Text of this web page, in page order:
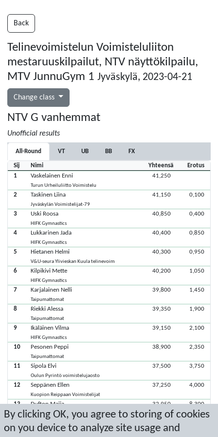
By clicking OK, you agree to storing of cookies
on you device to analyze site usage and
Back
Telinevoimistelun Voimisteluliiton
mestaruuskilpailut, NTV näyttökilpailu,
MTV JunnuGym 1 Jyväskylä, 2023-04-21
Change class
NTV G vanhemmat
Unofficial results
All-Round VT UB BB FX
Sij Nimi Yhteensä
Erotus
1
Vaskelainen Enni
Turun Urheiluliitto Voimistelu
41,250
2 Taskinen Liina
Jyväskylän Voimistelijat-79
41,150 0,100
3 Uski Roosa
HIFK Gymnastics
40,850 0,400
4 Lukkarinen Jada
HIFK Gymnastics
40,400 0,850
5 Hietanen Helmi
V&U-seura Ylivieskan Kuula telinevoim
40,300 0,950
6 Kilpikivi Mette
HIFK Gymnastics
40,200 1,050
7 Karjalainen Nelli
Taipumattomat
39,800 1,450
8 Riekki Alessa
Taipumattomat
39,350 1,900
9 Ikäläinen Vilma
HIFK Gymnastics
39,150 2,100
10 Pesonen Peppi
Taipumattomat
38,900 2,350
11 Sipola Elvi
Oulun Pyrintö voimistelujaosto
37,500 3,750
12 Seppänen Ellen
Kuopion Reippaan Voimistelijat
37,250 4,000
13 Dufton Maija
HIFK Gymnastics
32,950 8,300
Remes Lotta
Kuopion Reippaan Voimistelijat